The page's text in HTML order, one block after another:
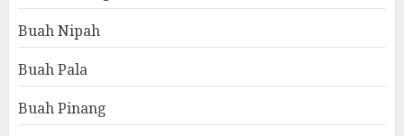
Buah Nipah
Buah Pala
Buah Pinang